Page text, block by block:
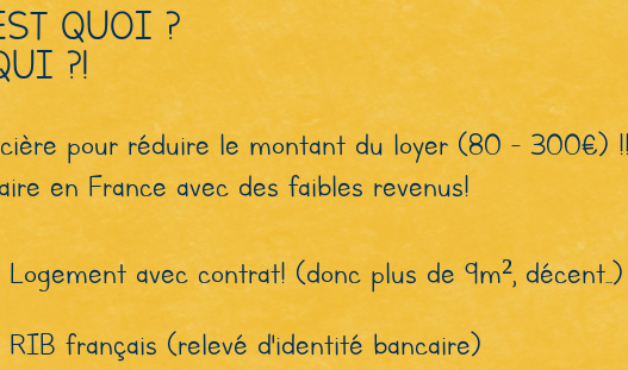
QUOI ?
?!
pour réduire le montant du loyer (80 - 300€)
en France avec des faibles revenus!
Logement avec contrat! (donc plus de 9m², décent...)
RIB français (relevé d'identité bancaire)